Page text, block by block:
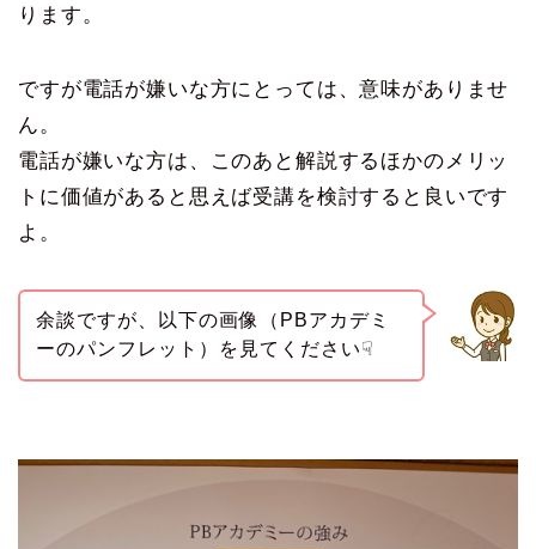
ります。
ですが電話が嫌いな方にとっては、意味がありませ
ん。
電話が嫌いな方は、このあと解説するほかのメリッ
トに価値があると思えば受講を検討すると良いです
よ。
余談ですが、以下の画像（PBアカデミ
ーのパンフレット）を見てください☟